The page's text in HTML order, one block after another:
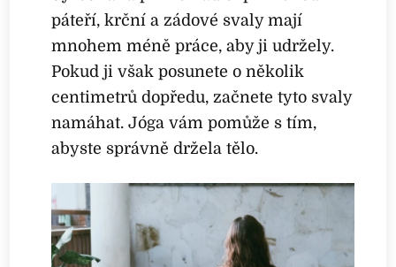
páteří, krční a zádové svaly mají
mnohem méně práce, aby ji udržely.
Pokud ji však posunete o několik
centimetrů dopředu, začnete tyto svaly
namáhat. Jóga vám pomůže s tím,
abyste správně držela tělo.